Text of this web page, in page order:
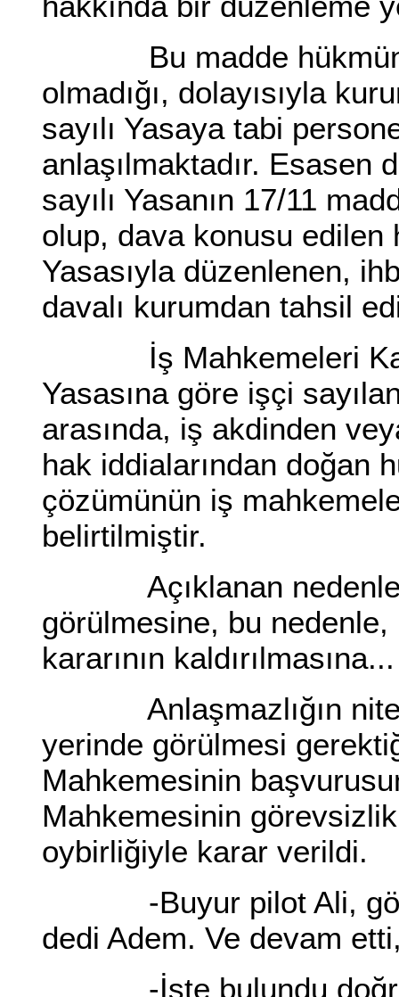
Bu madde
olmadığı, dolayısıyla
sayılı Yasaya tabi
anlaşılmaktadır. Esasen
sayılı Yasanın 17/11
olup, dava konusu edilen
Yasasıyla düzenlenen,
davalı kurumdan tahsil
İş Mahkemeleri
Yasasına göre işçi
arasında, iş akdinden
hak iddialarından doğan
çözümünün iş
belirtilmiştir.
Açıklanan
görülmesine, bu
kararının
Anlaşmazlığın
yerinde görülmesi
Mahkemesinin
Mahkemesinin görevsizlik
oybirliğiyle karar verildi.
-Buyur pilot Ali,
dedi Adem. Ve devam
-İşte bulundu doğru